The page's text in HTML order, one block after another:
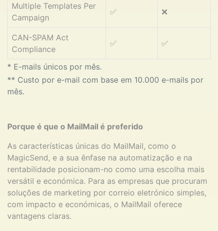
* E-mails únicos por mês.
** Custo por e-mail com base em 10.000 e-mails por
mês.
Multiple Templates Per
Campaign
✅ ❌
CAN-SPAM Act
Compliance
✅ ✅
Porque é que o MailMail é preferido
As características únicas do MailMail, como o
MagicSend, e a sua ênfase na automatização e na
rentabilidade posicionam-no como uma escolha mais
versátil e económica. Para as empresas que procuram
soluções de marketing por correio eletrónico simples,
com impacto e económicas, o MailMail oferece
vantagens claras.